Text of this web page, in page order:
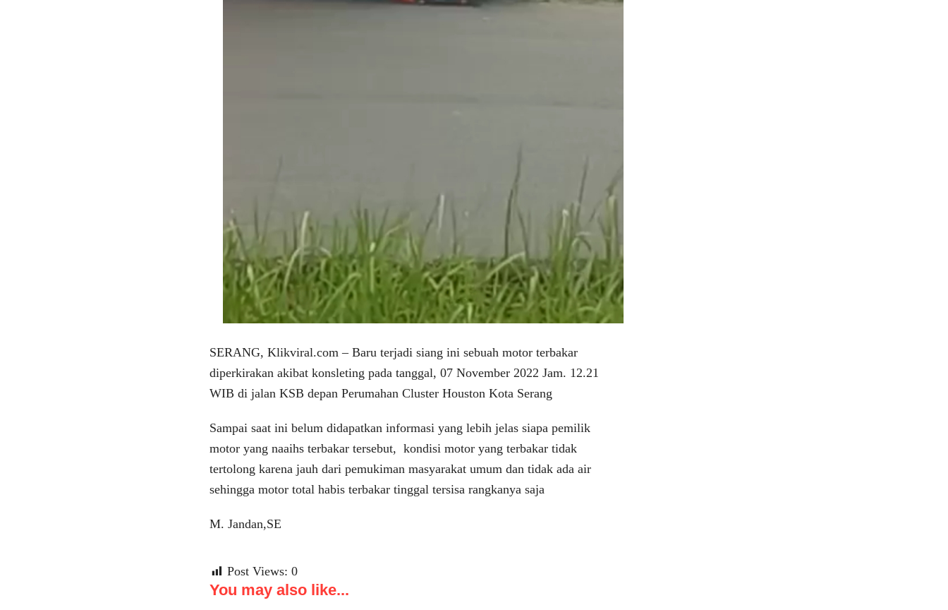
SERANG, Klikviral.com – Baru terjadi siang ini sebuah motor terbakar
diperkirakan akibat konsleting pada tanggal, 07 November 2022 Jam. 12.21
WIB di jalan KSB depan Perumahan Cluster Houston Kota Serang
Sampai saat ini belum didapatkan informasi yang lebih jelas siapa pemilik
motor yang naaihs terbakar tersebut, kondisi motor yang terbakar tidak
tertolong karena jauh dari pemukiman masyarakat umum dan tidak ada air
sehingga motor total habis terbakar tinggal tersisa rangkanya saja
M. Jandan,SE
Post Views: 0
You may also like...